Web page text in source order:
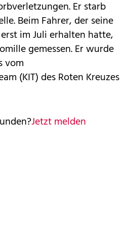
Er starb
Beim Fahrer, der seine
im Juli erhalten hatte,
gemessen. Er wurde
vom
(KIT) des Roten Kreuzes
Jetzt melden